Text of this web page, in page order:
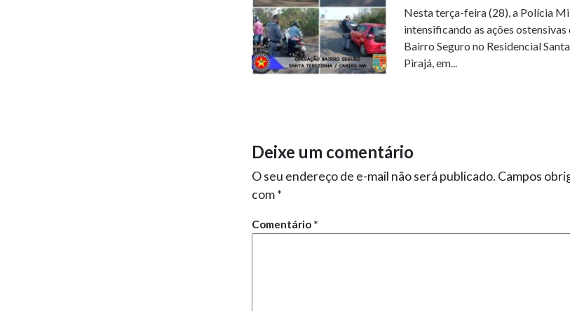
Nesta terça-feira (28), a Polícia
intensificando as ações
Bairro Seguro no Residencial
Pirajá, em...
Deixe um comentário
O seu endereço de e-mail não será publicado. Campos
com*
Comentário *